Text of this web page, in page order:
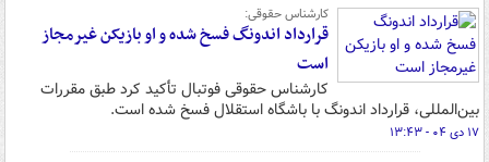
کارشناس حقوقی:
قرارداد اندونگ فسخ شده و او بازیکن غیرمجاز
است
کارشناس حقوقی فوتبال تأکید کرد طبق مقررات
بین‌المللی، قرارداد اندونگ با باشگاه استقلال فسخ شده است.
۱۷ دی ۰۴ - ۱۳:۴۳